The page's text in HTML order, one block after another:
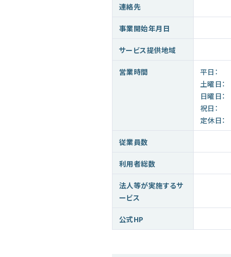
連絡先
事業開始年月日
サービス提供地域
営業時間
平日：
土曜日：
日曜日：
祝日：
定休日：
従業員数
利用者総数
法人等が実施するサ
ービス
公式HP